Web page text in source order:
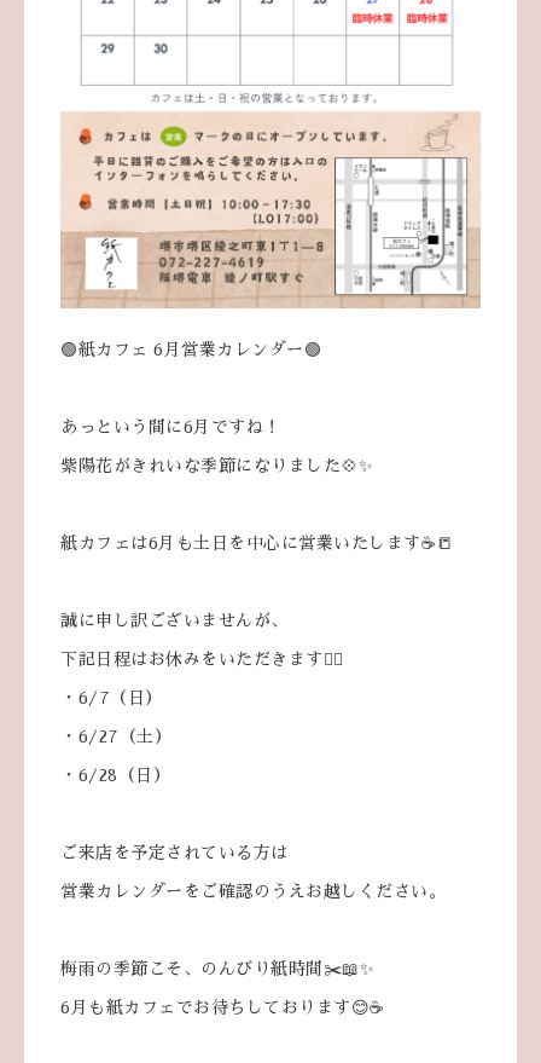
🟢紙カフェ 6月営業カレンダー🟢
あっという間に6月ですね！
紫陽花がきれいな季節になりました💠✨
紙カフェは6月も土日を中心に営業いたします☕📒
誠に申し訳ございませんが、
下記日程はお休みをいただきます🙇‍♀️
・6/7（日）
・6/27（土）
・6/28（日）
ご来店を予定されている方は
営業カレンダーをご確認のうえお越しください。
梅雨の季節こそ、のんびり紙時間✂️📖✨
6月も紙カフェでお待ちしております😊☕